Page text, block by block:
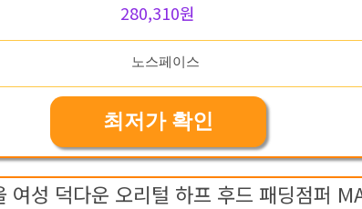
280,310원
최저가 확인
여성 덕다운 오리털 하프 후드 패딩점퍼